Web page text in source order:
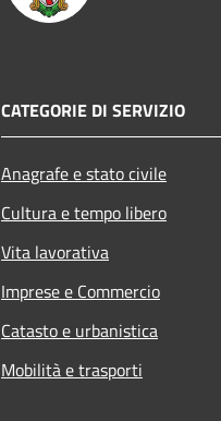
CATEGORIE DI SERVIZIO
Anagrafe e stato civile
Cultura e tempo libero
Vita lavorativa
Imprese e Commercio
Catasto e urbanistica
Mobilità e trasporti